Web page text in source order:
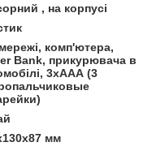
, на корпусі
комп'ютера,
Bank, прикурювача в
3хААА (3
мм